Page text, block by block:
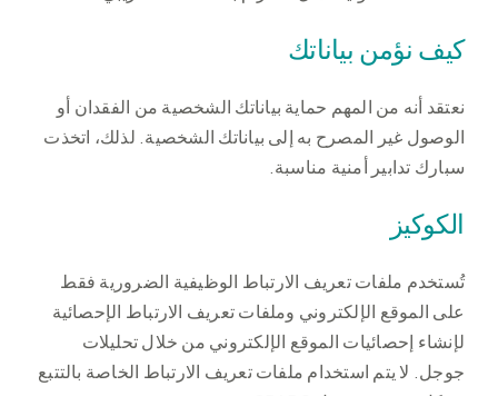
كيف نؤمن بياناتك
نعتقد أنه من المهم حماية بياناتك الشخصية من الفقدان أو
الوصول غير المصرح به إلى بياناتك الشخصية. لذلك، اتخذت
سبارك تدابير أمنية مناسبة.
الكوكيز
تُستخدم ملفات تعريف الارتباط الوظيفية الضرورية فقط
على الموقع الإلكتروني وملفات تعريف الارتباط الإحصائية
لإنشاء إحصائيات الموقع الإلكتروني من خلال تحليلات
جوجل. لا يتم استخدام ملفات تعريف الارتباط الخاصة بالتتبع